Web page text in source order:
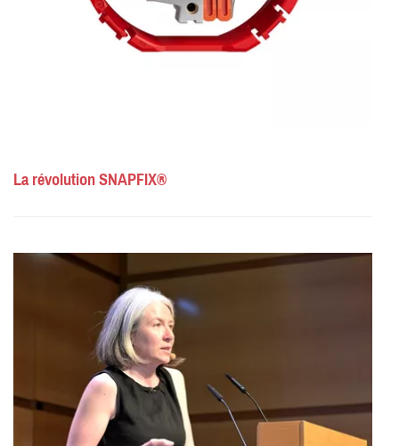
La révolution SNAPFIX®